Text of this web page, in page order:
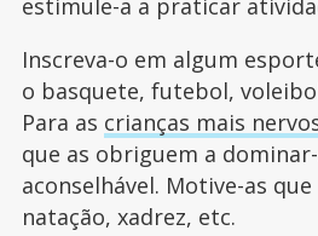
Inscreva-o em algum
o basquete, futebol,
Para as crianças mais
que as obriguem a
aconselhável. Motive-as
natação, xadrez, etc.